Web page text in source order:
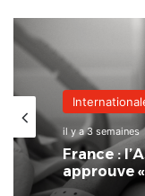
il y a 3 semaines
France :
approuve